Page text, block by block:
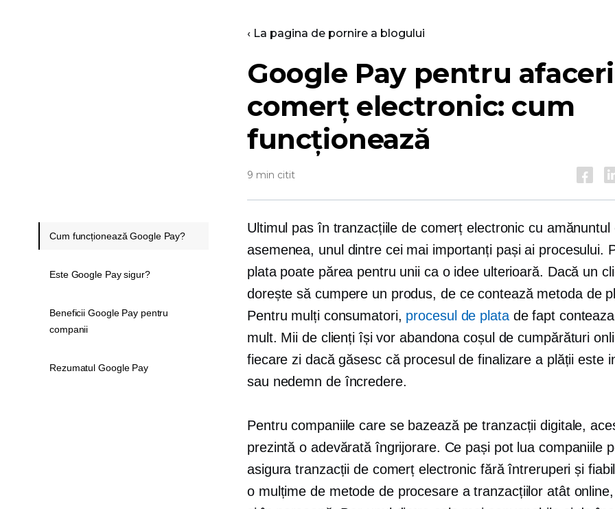
‹ La pagina de pornire a blogului
Google Pay pentru
comerț electronic: cum
funcționează
9 min citit
Ultimul pas în tranzacțiile de comerț electronic cu amănuntul
asemenea, unul dintre cei mai importanți pași ai procesului.
plata poate părea pentru unii ca o idee ulterioară. Dacă un
dorește să cumpere un produs, de ce contează metoda de
Pentru mulți consumatori, procesul de platade fapt
mult. Mii de clienți își vor abandona coșul de cumpărături
fiecare zi dacă găsesc că procesul de finalizare a plății este
sau nedemn de încredere.
Pentru companiile care se bazează pe tranzacții digitale,
prezintă o adevărată îngrijorare. Ce pași pot lua companiile
asigura tranzacții de comerț electronic fără întreruperi și
o mulțime de metode de procesare a tranzacțiilor atât
Cum funcționează Google Pay?
Este Google Pay sigur?
Beneficii Google Pay pentru
companii
Rezumatul Google Pay